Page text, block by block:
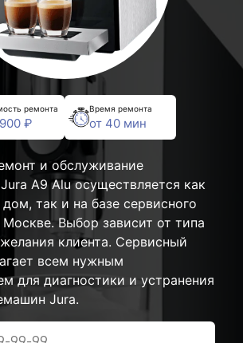
ремонта
₽
Время ремонта
от 40 мин
и обслуживание
A9 Alu осуществляется как
так и на базе сервисного
Москве. Выбор зависит от типа
клиента. Сервисный
всем нужным
для диагностики и устранения
Jura.